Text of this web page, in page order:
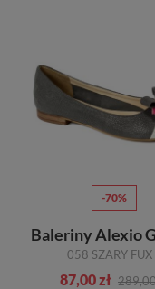
-70%
Baleriny Alexio
058 SZARY FUX
87,00 zł